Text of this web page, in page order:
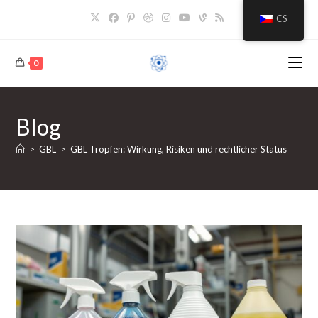
0
Blog
> GBL > GBL Tropfen: Wirkung, Risiken und rechtlicher Status
CS